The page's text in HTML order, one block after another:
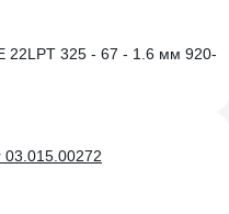
22LPT 325 - 67 - 1.6 мм 920-